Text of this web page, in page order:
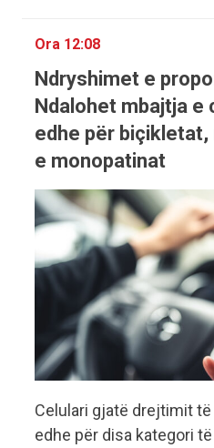
Ora 12:08
Ndryshimet e
Ndalohet mbajtja e
edhe për
e monopatinat
Celulari gjatë drejtimit
edhe për disa kategori